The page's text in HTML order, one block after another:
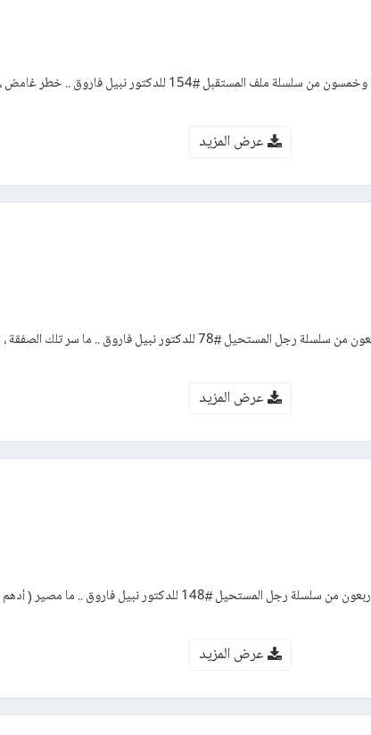
رواية الزئبق الجاف – العدد مائة وأربعة وخمسون من سلسلة ملف المستقبل #154 للدكتور
عرض المزيد
رواية صحراء الدم – العدد الثامن والسبعون من سلسلة رجل المستحيل #78 للدكتور نبيل فاروق .. ما
عرض المزيد
رواية الخطة ب – العدد مائة وثمانية وأربعون من سلسلة رجل المستحيل #148 للدكتور نبيل
عرض المزيد